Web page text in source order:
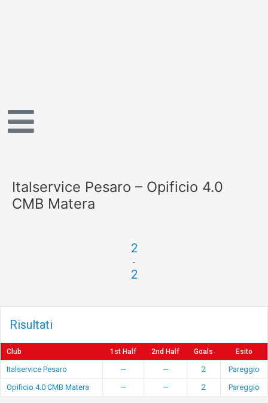
Italservice Pesaro – Opificio 4.0
CMB Matera
2
-
2
Risultati
Club 1st Half 2nd Half Goals Esito
Italservice Pesaro — — 2
Pareggio
Opificio 4.0 CMB Matera
— — 2 Pareggio